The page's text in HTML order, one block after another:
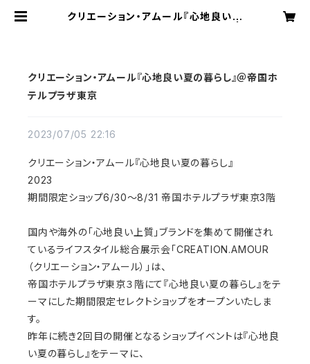
クリエーション・アムール『心地良い夏
クリエーション・アムール『心地良い夏の暮らし』＠帝国ホ
テルプラザ東京
2023/07/05 22:16
クリエーション・アムール『心地良い夏の暮らし』
2023
期間限定ショップ6/30～8/31 帝国ホテルプラザ東京3階
国内や海外の「心地良い上質」ブランドを集めて開催され
ているライフスタイル総合展示会「CREATION.AMOUR
（クリエーション・アムール）」は、
帝国ホテルプラザ東京３階にて『心地良い夏の暮らし』をテ
ーマにした期間限定セレクトショップをオープンいたしま
す。
昨年に続き2回目の開催となるショップイベントは『心地良
い夏の暮らし』をテーマに、